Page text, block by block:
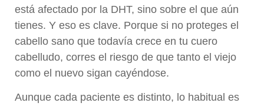
está afectado por la DHT, sino sobre el que aún
tienes. Y eso es clave. Porque si no proteges el
cabello sano que todavía crece en tu cuero
cabelludo, corres el riesgo de que tanto el viejo
como el nuevo sigan cayéndose.
Aunque cada paciente es distinto, lo habitual es